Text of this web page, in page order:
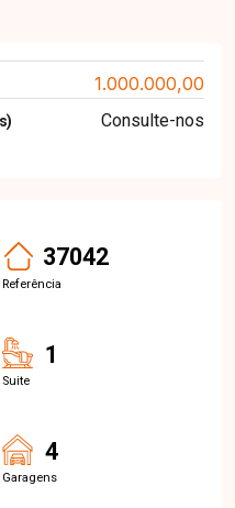
1.000.000,00
Consulte-nos
37042
Referência
1
Suite
4
Garagens